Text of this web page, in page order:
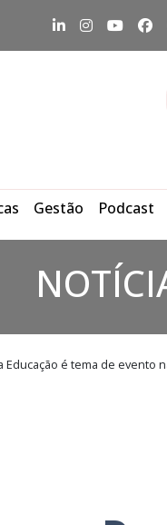
Gestão Podcast
é tema de evento